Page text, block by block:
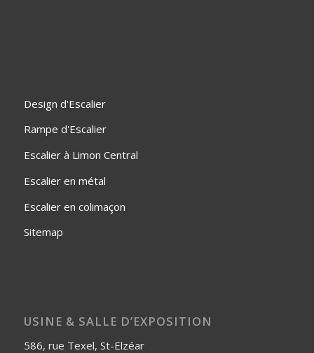
Design d'Escalier
Rampe d'Escalier
Escalier à Limon Central
Escalier en métal
Escalier en colimaçon
Sitemap
USINE & SALLE D’EXPOSITION
586, rue Texel, St-Elzéar